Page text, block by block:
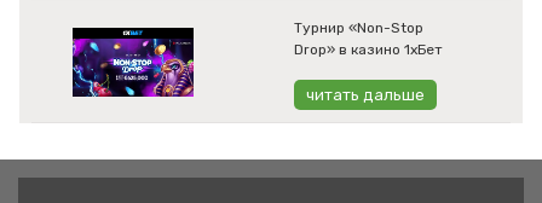
Турнир «Non-Stop
Drop» в казино 1хБет
читать дальше